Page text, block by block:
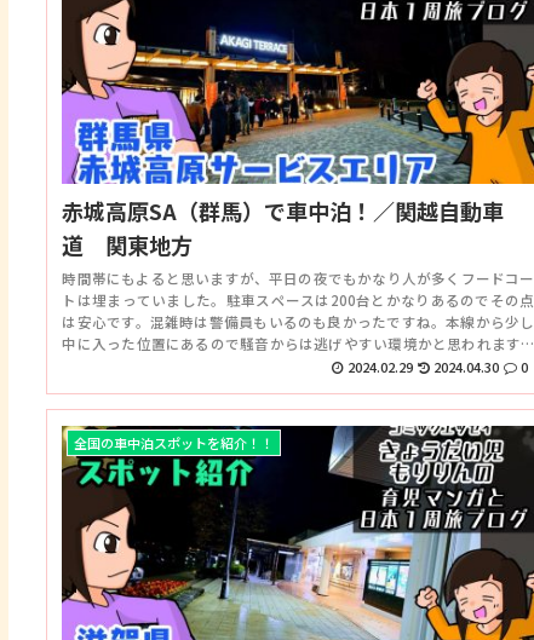
赤城高原SA（群馬）で車中泊！／関越自動車
道 関東地方
時間帯にもよると思いますが、平日の夜でもかなり人が多くフードコー
トは埋まっていました。駐車スペースは200台とかなりあるのでその点
は安心です。混雑時は警備員もいるのも良かったですね。本線から少し
中に入った位置にあるので騒音からは逃げやすい環境かと思われます。
ガソリンスタンドもあるので色々と助かる場所でした。
2024.02.29 2024.04.30 0
全国の車中泊スポットを紹介！！